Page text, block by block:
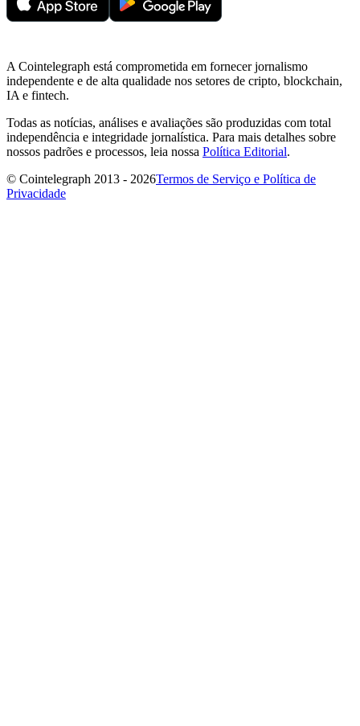
A Cointelegraph está comprometida em fornecer jornalismo
independente e de alta qualidade nos setores de cripto, blockchain,
IA e fintech.
Todas as notícias, análises e avaliações são produzidas com total
independência e integridade jornalística. Para mais detalhes sobre
nossos padrões e processos, leia nossa Política Editorial.
© Cointelegraph 2013 - 2026Termos de Serviço e Política de
Privacidade